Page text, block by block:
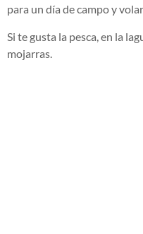
para un día de campo y
Si te gusta la pesca, en la
mojarras.